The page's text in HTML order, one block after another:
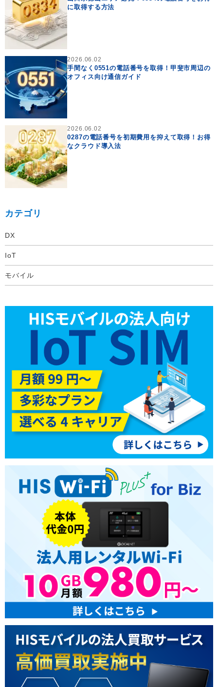
に取得する方法
2026.06.02
手間なく0551の電話番号を取得！甲斐市周辺の
オフィス向け通信ガイド
2026.06.02
0287の電話番号を初期費用を抑えて取得！お得
なクラウド導入法
カテゴリ
DX
IoT
モバイル